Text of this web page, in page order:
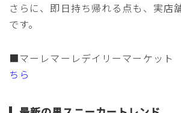
さらに、即日持ち帰れる点も、実店
です。
■マーレマーレデイリーマーケッ
ちら